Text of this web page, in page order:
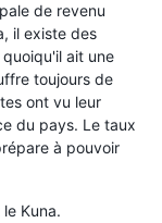
de revenu
il existe des
ait une
toujours de
ont vu leur
du pays. Le taux
à pouvoir
Kuna.